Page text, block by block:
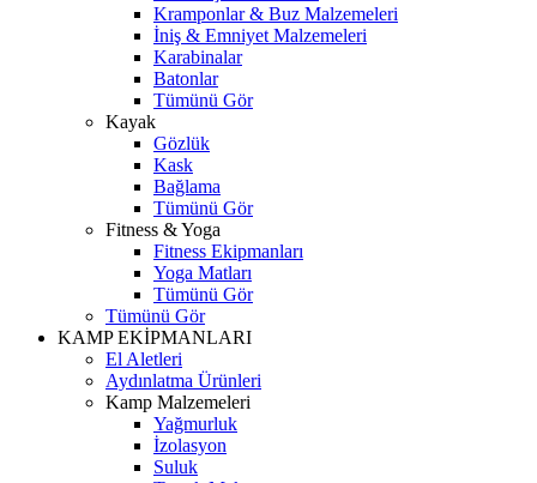
Kramponlar & Buz Malzemeleri
İniş & Emniyet Malzemeleri
Karabinalar
Batonlar
Tümünü Gör
Kayak
Gözlük
Kask
Bağlama
Tümünü Gör
Fitness & Yoga
Fitness Ekipmanları
Yoga Matları
Tümünü Gör
Tümünü Gör
KAMP EKİPMANLARI
El Aletleri
Aydınlatma Ürünleri
Kamp Malzemeleri
Yağmurluk
İzolasyon
Suluk